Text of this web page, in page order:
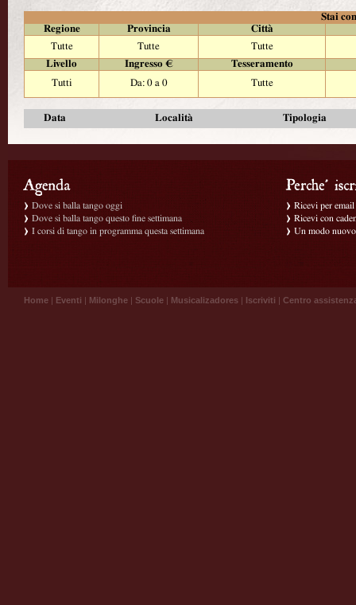
Stai
Regione
Provincia
Città
Tutte
Tutte
Tutte
Livello
Ingresso €
Tesseramento
Tutti
Da: 0 a 0 Tutte
Data Località Tipologia
Dove si balla tango oggi
Dove si balla tango questo fine settimana
I corsi di tango in programma questa settimana
Ricevi per
Ricevi con
Un modo
Home | Eventi | Milonghe | Scuole | Musicalizadores | Iscriviti | Centro